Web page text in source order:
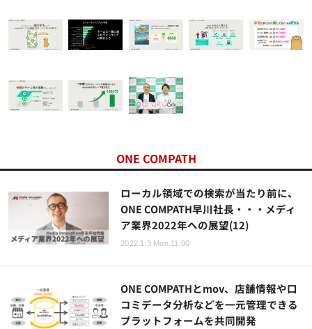
ONE COMPATH
ローカル領域での検索が当たり前に、
ONE COMPATH早川社長・・・メディ
ア業界2022年への展望(12)
2022.1.3 Mon 11:00
ONE COMPATHとmov、店舗情報や口
コミデータ分析などを一元管理できる
プラットフォームを共同開発